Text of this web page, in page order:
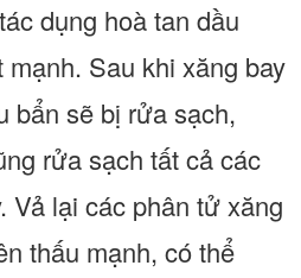
dụng hoà tan dầu
Sau khi xăng bay
bẩn sẽ bị rửa sạch,
rửa sạch tất cả các
Vả lại các phân tử xăng
thấu mạnh, có thể